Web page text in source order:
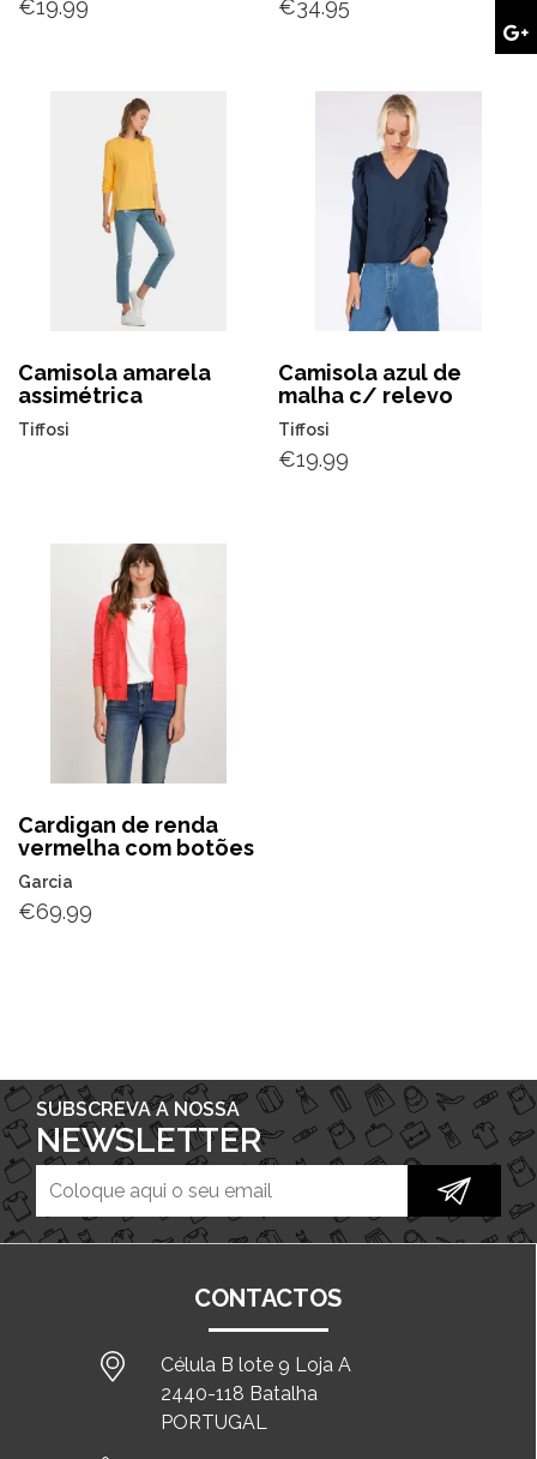
€19.99 €34.95
Camisola amarela
assimétrica
Tiffosi
Camisola azul de
malha c/ relevo
Tiffosi
€19.99
Cardigan de renda
vermelha com botões
Garcia
€69.99
SUBSCREVA A NOSSA
NEWSLETTER
CONTACTOS
Célula B lote 9 Loja A
2440-118 Batalha
PORTUGAL